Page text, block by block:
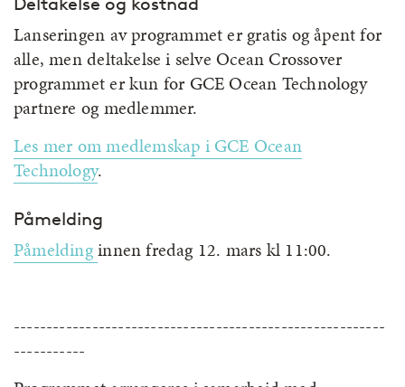
Lanseringen av programmet er gratis og åpent for
alle, men deltakelse i selve Ocean Crossover
programmet er kun for GCE Ocean Technology
partnere og medlemmer.
Les mer om medlemskap i GCE Ocean
Technology.
Påmelding
Påmeldinginnen fredag 12. mars kl 11:00.
---------------------------------------------------------
-----------